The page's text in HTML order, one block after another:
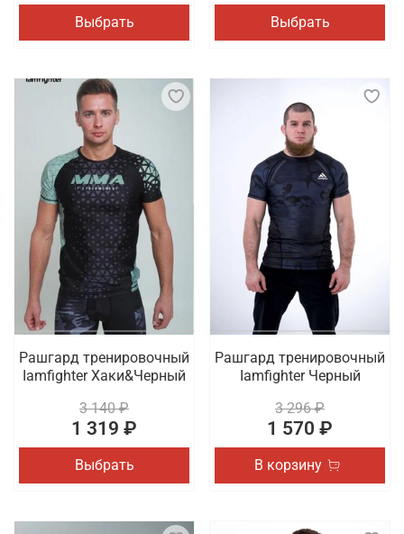
Выбрать Выбрать
Рашгард тренировочный
Iamfighter Хаки&Черный
3 140 ₽
1 319 ₽
Выбрать
Рашгард тренировочный
Iamfighter Черный
3 296 ₽
1 570 ₽
В корзину